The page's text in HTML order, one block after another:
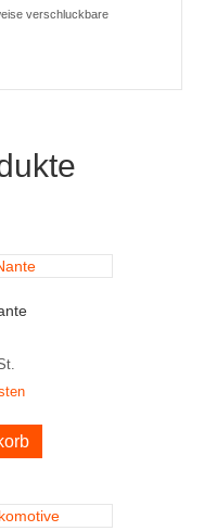
verschluckbare